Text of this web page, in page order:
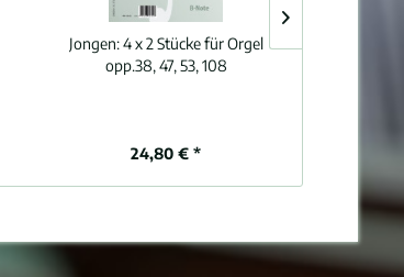
Jongen:4 x 2 Stücke für Orgel
opp.38, 47, 53, 108
24,80 € *